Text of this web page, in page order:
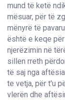
mund të ketë
mësuar, për të
mënyrë të
është e keqe
njerëzimin në
sillen rreth
të saj nga
te vetja, për t'u
vlerën dhe